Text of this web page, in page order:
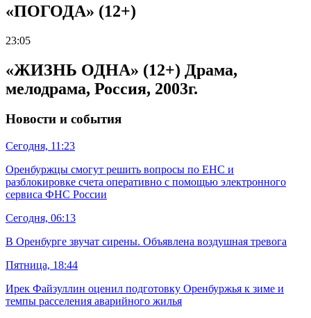
«ПОГОДА» (12+)
23:05
«ЖИЗНЬ ОДНА» (12+) Драма,
мелодрама, Россия, 2003г.
Новости и события
Сегодня, 11:23
Оренбуржцы смогут решить вопросы по ЕНС и
разблокировке счета оперативно с помощью электронного
сервиса ФНС России
Сегодня, 06:13
В Оренбурге звучат сирены. Объявлена воздушная тревога
Пятница, 18:44
Ирек Файзуллин оценил подготовку Оренбуржья к зиме и
темпы расселения аварийного жилья